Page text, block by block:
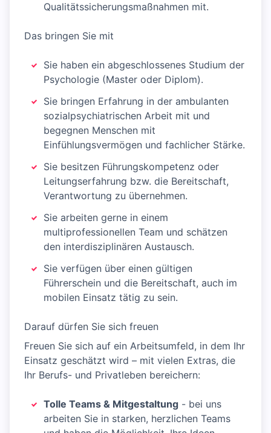
Qualitätssicherungsmaßnahmen mit.
Das bringen Sie mit
Sie haben ein abgeschlossenes Studium der
Psychologie (Master oder Diplom).
Sie bringen Erfahrung in der ambulanten
sozialpsychiatrischen Arbeit mit und
begegnen Menschen mit
Einfühlungsvermögen und fachlicher Stärke.
Sie besitzen Führungskompetenz oder
Leitungserfahrung bzw. die Bereitschaft,
Verantwortung zu übernehmen.
Sie arbeiten gerne in einem
multiprofessionellen Team und schätzen
den interdisziplinären Austausch.
Sie verfügen über einen gültigen
Führerschein und die Bereitschaft, auch im
mobilen Einsatz tätig zu sein.
Darauf dürfen Sie sich freuen
Freuen Sie sich auf ein Arbeitsumfeld, in dem Ihr
Einsatz geschätzt wird – mit vielen Extras, die
Ihr Berufs- und Privatleben bereichern:
Tolle Teams & Mitgestaltung - bei uns
arbeiten Sie in starken, herzlichen Teams